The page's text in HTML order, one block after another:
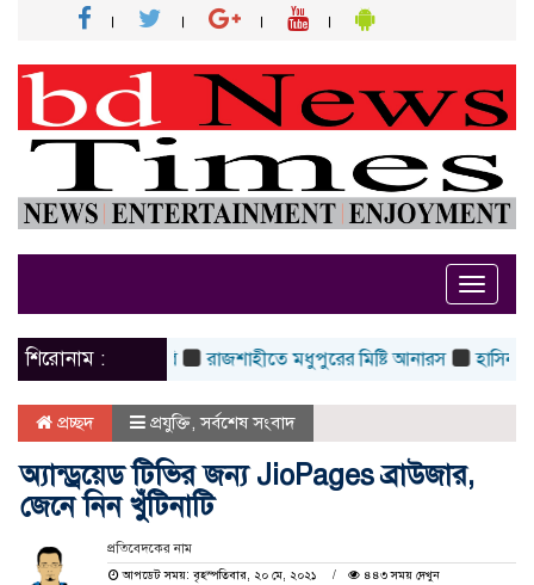
Toggle
শিরোনাম :
শাস্তির দাবি রাজশাহীতে মধুপুরের মিষ্টি আনারস হাসিনা কার্ড
প্রচ্ছদ প্রযুক্তি,সর্বশেষ সংবাদ
অ্যান্ড্রয়েড টিভির জন্য JioPages ব্রাউজার,
জেনে নিন খুঁটিনাটি
প্রতিবেদকের নাম
আপডেট সময়: বৃহস্পতিবার, ২০ মে, ২০২১
৪৪৩ সময় দেখুন